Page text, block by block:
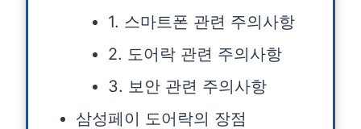
1. 스마트폰 관련 주의사항
2. 도어락 관련 주의사항
3. 보안 관련 주의사항
삼성페이 도어락의 장점